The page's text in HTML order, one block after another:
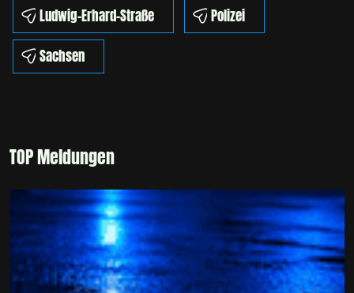
Ludwig-Erhard-Straße
Polizei
Sachsen
TOP Meldungen